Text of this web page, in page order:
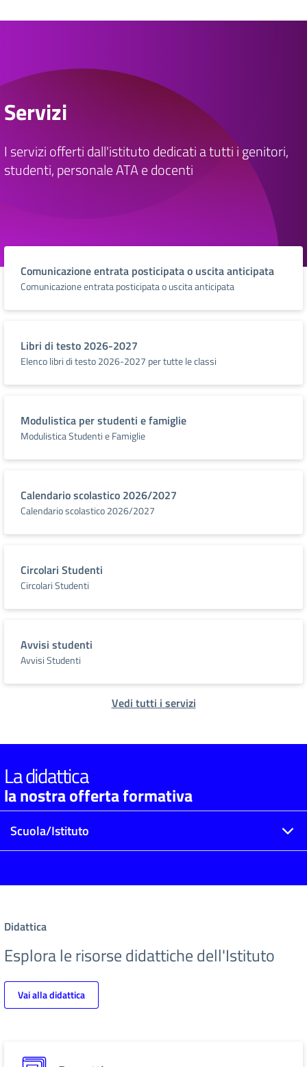
Servizi
I servizi offerti dall'istituto dedicati a tutti i genitori,
studenti, personale ATA e docenti
Comunicazione entrata posticipata o uscita anticipata
Comunicazione entrata posticipata o uscita anticipata
Libri di testo 2026-2027
Elenco libri di testo 2026-2027 per tutte le classi
Modulistica per studenti e famiglie
Modulistica Studenti e Famiglie
Calendario scolastico 2026/2027
Calendario scolastico 2026/2027
Circolari Studenti
Circolari Studenti
Avvisi studenti
Avvisi Studenti
Vedi tutti i servizi
La didattica
la nostra offerta formativa
Scuola/Istituto
Didattica
Esplora le risorse didattiche dell'Istituto
Vai alla didattica